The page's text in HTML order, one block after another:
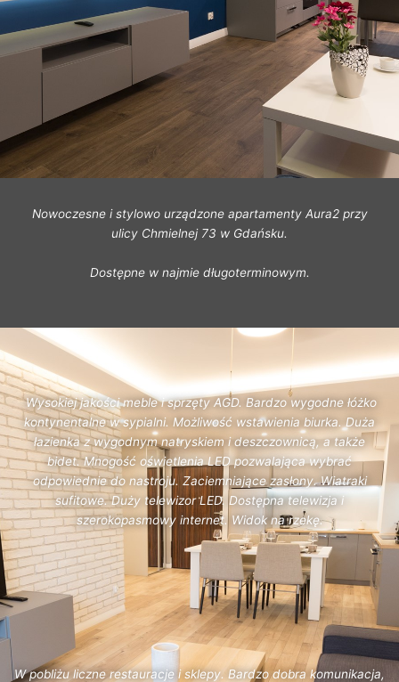
Nowoczesne i stylowo urządzone apartamenty Aura2 przy
ulicy Chmielnej 73 w Gdańsku.
Dostępne w najmie długoterminowym.
Wysokiej jakości meble i sprzęty AGD. Bardzo wygodne łóżko
kontynentalne w sypialni. Możliwość wstawienia biurka. Duża
łazienka z wygodnym natryskiem i deszczownicą, a także
bidet. Mnogość oświetlenia LED pozwalająca wybrać
odpowiednie do nastroju. Zaciemniające zasłony. Wiatraki
sufitowe. Duży telewizor LED. Dostępna telewizja i
szerokopasmowy internet. Widok na rzekę.
W pobliżu liczne restauracje i sklepy. Bardzo dobra komunikacja,